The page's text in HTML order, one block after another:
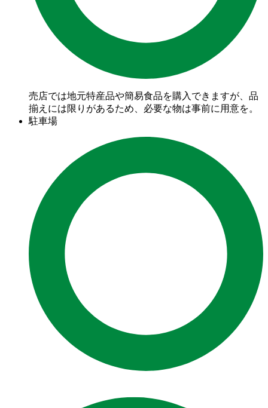
売店では地元特産品や簡易食品を購入できますが、品
揃えには限りがあるため、必要な物は事前に用意を。
駐車場